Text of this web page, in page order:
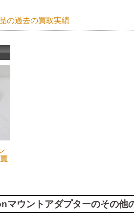
の過去の買取実績
マウントアダプターのその他